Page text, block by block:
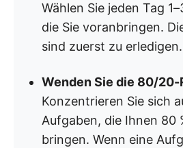
Wählen Sie jeden Tag
die Sie voranbringen.
sind zuerst zu erledigen.
Wenden Sie die 80/20-
Konzentrieren Sie sich
Aufgaben, die Ihnen 80
bringen. Wenn eine